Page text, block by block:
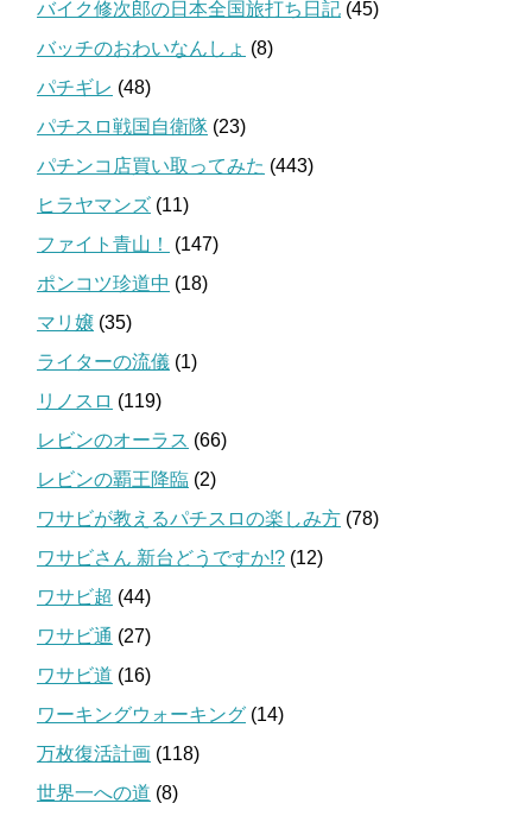
バイク修次郎の日本全国旅打ち日記 (45)
バッチのおわいなんしょ (8)
パチギレ (48)
パチスロ戦国自衛隊 (23)
パチンコ店買い取ってみた (443)
ヒラヤマンズ (11)
ファイト青山！
(147)
ポンコツ珍道中 (18)
マリ嬢 (35)
ライターの流儀 (1)
リノスロ (119)
レビンのオーラス (66)
レビンの覇王降臨 (2)
ワサビが教えるパチスロの楽しみ方 (78)
ワサビさん 新台どうですか!? (12)
ワサビ超 (44)
ワサビ通 (27)
ワサビ道 (16)
ワーキングウォーキング (14)
万枚復活計画 (118)
世界一への道 (8)